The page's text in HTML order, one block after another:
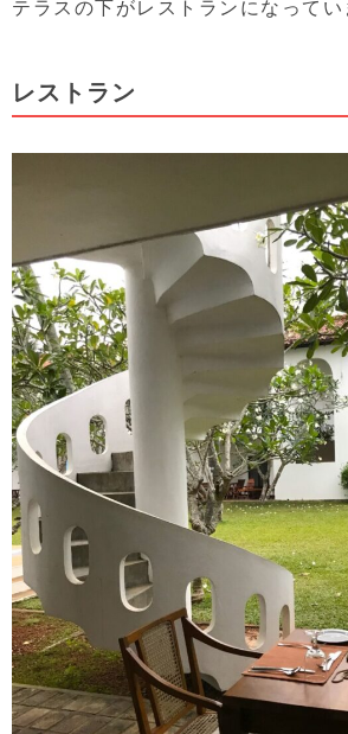
テラスの下がレストランになってい
レストラン